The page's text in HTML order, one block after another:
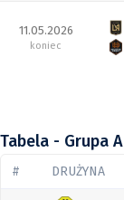
11.05.2026
koniec
Tabela - Grupa A
# DRUŻYNA